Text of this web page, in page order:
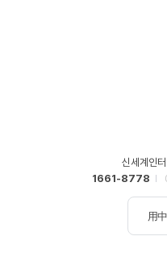
신세계인
1661-8778
用